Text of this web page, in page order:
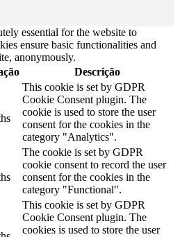
essential for the website to
ensure basic functionalities and
anonymously.
Descrição
This cookie is set by GDPR
Cookie Consent plugin. The
cookie is used to store the user
consent for the cookies in the
category "Analytics".
The cookie is set by GDPR
cookie consent to record the user
consent for the cookies in the
category "Functional".
This cookie is set by GDPR
Cookie Consent plugin. The
cookies is used to store the user